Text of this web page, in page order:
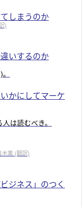
しまうのか
)
いするのか
かにしてマーケ
は読むべき。
木薫 (翻訳)
ジネス」のつく